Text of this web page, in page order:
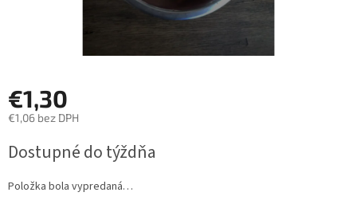
€1,30
€1,06 bez DPH
cena:
Dostupné do týždňa
Položka bola vypredaná…